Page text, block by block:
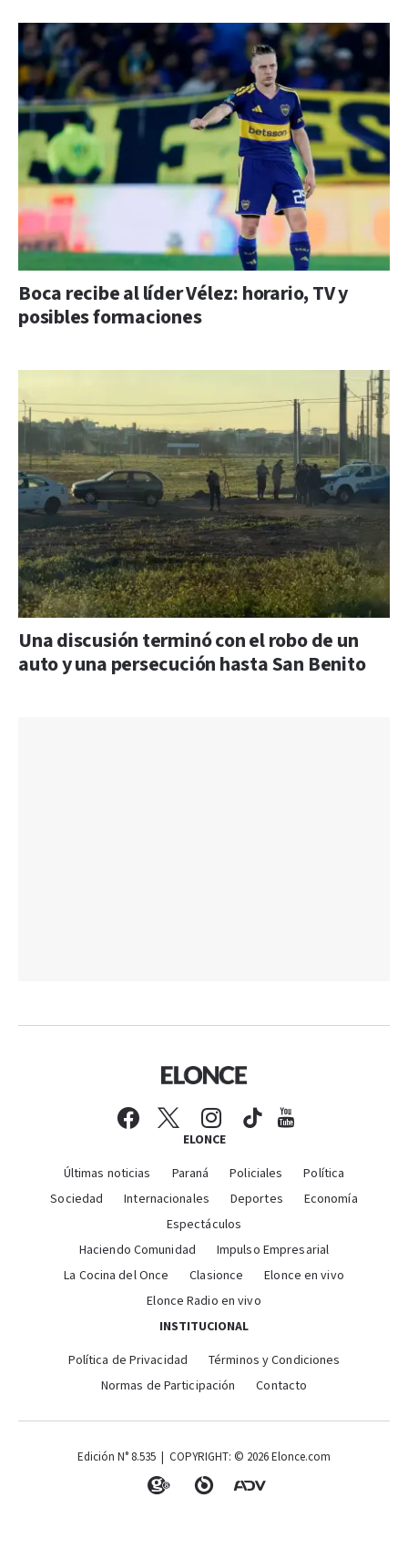
Boca recibe al líder Vélez: horario, TV y
posibles formaciones
Una discusión terminó con el robo de un
auto y una persecución hasta San Benito
ELONCE
Últimas noticias Paraná Policiales
Política
Sociedad
Internacionales Deportes
Economía
Espectáculos
Haciendo Comunidad
Impulso Empresarial
La Cocina del Once
Clasionce
Elonce en vivo
Elonce Radio en vivo
INSTITUCIONAL
Política de Privacidad
Términos y Condiciones
Normas de Participación
Contacto
Edición N° 8.535 | COPYRIGHT: © 2026 Elonce.com